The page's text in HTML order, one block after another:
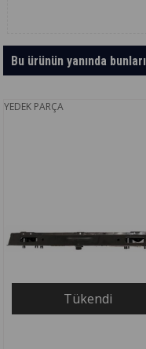
Bu ürünün yanında
YEDEK PARÇA
Tükendi